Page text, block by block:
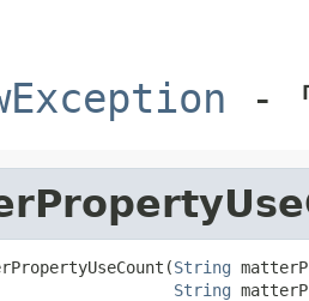
-
String
String